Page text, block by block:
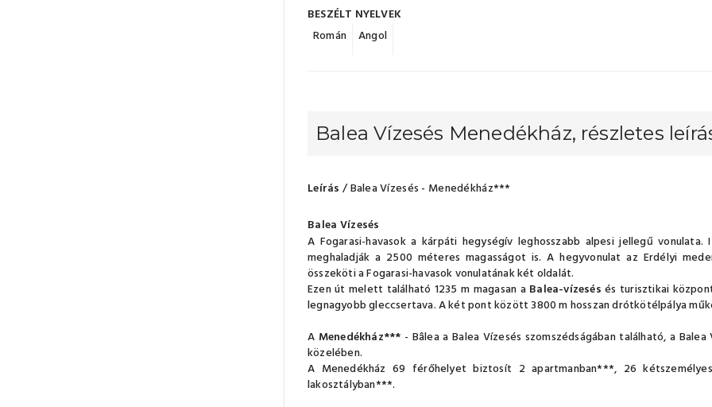
BESZÉLT NYELVEK
Román
Angol
Balea Vízesés Menedékház, részletes
Leírás / Balea Vízesés - Menedékház***
Balea Vízesés
A Fogarasi-havasok a kárpáti hegységív leghosszabb alpesi jellegű
meghaladják a 2500 méteres magasságot is. A hegyvonulat az Erdélyi
összeköti a Fogarasi-havasok vonulatának két oldalát.
Ezen út melett található 1235 m magasan a Balea-vízesés és turisztikai
legnagyobb gleccsertava. A két pont között 3800 m hosszan drótkötélpálya
A Menedékház*** - Bâlea a Balea Vízesés szomszédságában található, a
közelében.
A Menedékház 69 férőhelyet biztosít 2 apartmanban***, 26
lakosztályban***.